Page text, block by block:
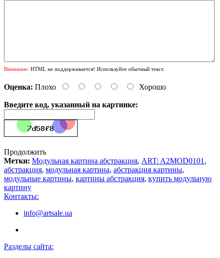
Внимание: HTML не поддерживается! Используйте обычный текст.
Оценка: Плохо Хорошо
Введите код, указанный на картинке:
Продолжить
Метки: Модульная картина абстракция, ART: A2MOD0101 ,
абстракция, модульная картина, абстракция картины,
модульные картины, картины абстракция, купить модульную
картину
Контакты:
info@artsale.ua
Разделы сайта: